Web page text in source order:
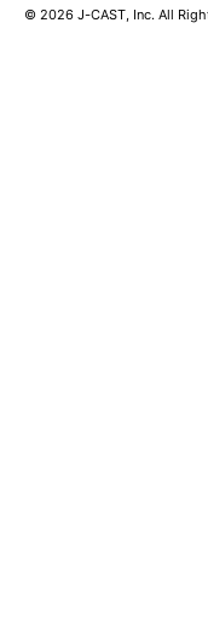
© 2026 J-CAST, Inc. All